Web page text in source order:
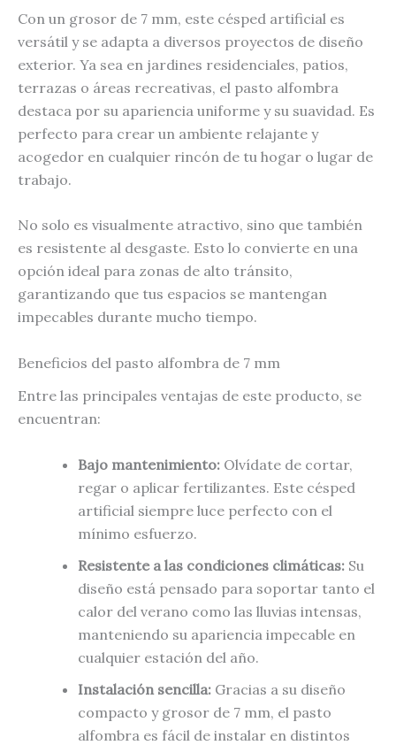
Con un grosor de 7 mm, este césped artificial es
versátil y se adapta a diversos proyectos de diseño
exterior. Ya sea en jardines residenciales, patios,
terrazas o áreas recreativas, el pasto alfombra
destaca por su apariencia uniforme y su suavidad. Es
perfecto para crear un ambiente relajante y
acogedor en cualquier rincón de tu hogar o lugar de
trabajo.
No solo es visualmente atractivo, sino que también
es resistente al desgaste. Esto lo convierte en una
opción ideal para zonas de alto tránsito,
garantizando que tus espacios se mantengan
impecables durante mucho tiempo.
Beneficios del pasto alfombra de 7 mm
Entre las principales ventajas de este producto, se
encuentran:
Bajo mantenimiento: Olvídate de cortar,
regar o aplicar fertilizantes. Este césped
artificial siempre luce perfecto con el
mínimo esfuerzo.
Resistente a las condiciones climáticas: Su
diseño está pensado para soportar tanto el
calor del verano como las lluvias intensas,
manteniendo su apariencia impecable en
cualquier estación del año.
Instalación sencilla: Gracias a su diseño
compacto y grosor de 7 mm, el pasto
alfombra es fácil de instalar en distintos